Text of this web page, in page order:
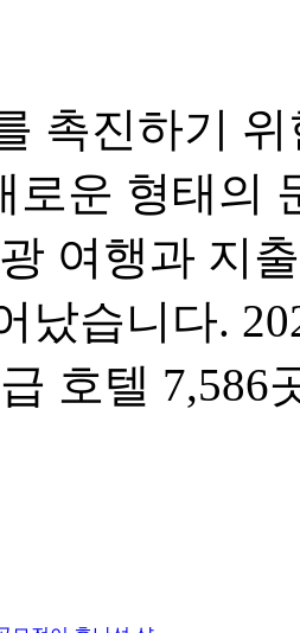
촉진하기
로운 형태의
여행과 지
났습니다.
호텔 7,586